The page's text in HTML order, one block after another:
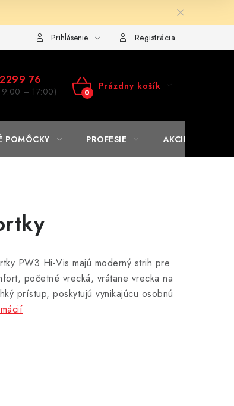
tovaru Kto sme Reklamačný poriadok
Prihlásenie Registrácia
76
– 17:00)
NÁKUPNÝ
Prázdny košík
POMÔCKY PROFESIE AKCIE
PW3 Hi-Vis majú moderný strih pre
početné vrecká, vrátane vrecka na
prístup, poskytujú vynikajúcu osobnú